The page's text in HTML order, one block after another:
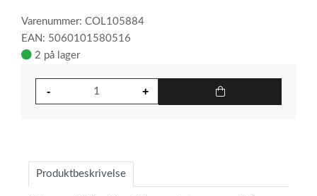
Varenummer: COL105884
EAN: 5060101580516
2 på lager
Produktbeskrivelse